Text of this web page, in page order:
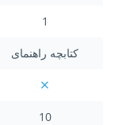
1
کتابچه راهنمای
10